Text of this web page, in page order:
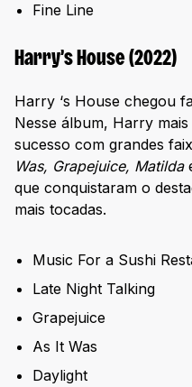
Fine Line
Harry’s House (2022)
Harry ‘s House chegou
Nesse álbum, Harry
sucesso com grandes
Was, Grapejuice, Matilda
que conquistaram o
mais tocadas.
Music For a Sushi
Late Night Talking
Grapejuice
As It Was
Daylight